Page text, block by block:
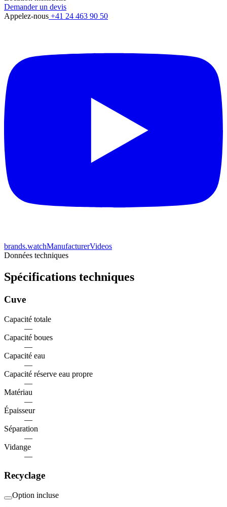
Demander un devis
Appelez-nous +41 24 463 90 50
brands.watchManufacturerVideos
Données techniques
Spécifications techniques
Cuve
Capacité totale
—
Capacité boues
—
Capacité eau
—
Capacité réserve eau propre
—
Matériau
—
Épaisseur
—
Séparation
—
Vidange
—
Recyclage
Option incluse